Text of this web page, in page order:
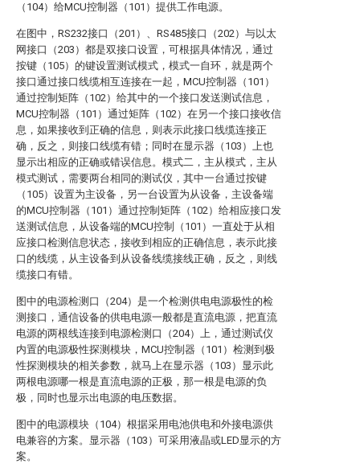
（104）给MCU控制器（101）提供工作电源。
在图中，RS232接口（201）、RS485接口（202）与以太
网接口（203）都是双接口设置，可根据具体情况，通过
按键（105）的键设置测试模式，模式一自环，就是两个
接口通过接口线缆相互连接在一起，MCU控制器（101）
通过控制矩阵（102）给其中的一个接口发送测试信息，
MCU控制器（101）通过矩阵（102）在另一个接口接收信
息，如果接收到正确的信息，则表示此接口线缆连接正
确，反之，则接口线缆有错；同时在显示器（103）上也
显示出相应的正确或错误信息。模式二，主从模式，主从
模式测试，需要两台相同的测试仪，其中一台通过按键
（105）设置为主设备，另一台设置为从设备，主设备端
的MCU控制器（101）通过控制矩阵（102）给相应接口发
送测试信息，从设备端的MCU控制（101）一直处于从相
应接口检测信息状态，接收到相应的正确信息，表示此接
口的线缆，从主设备到从设备线缆接线正确，反之，则线
缆接口有错。
图中的电源检测口（204）是一个检测供电电源极性的检
测接口，通信设备的供电电源一般都是直流电源，把直流
电源的两根线连接到电源检测口（204）上，通过测试仪
内置的电源极性探测模块，MCU控制器（101）检测到极
性探测模块的相关参数，就马上在显示器（103）显示此
两根电源哪一根是直流电源的正极，那一根是电源的负
极，同时也显示出电源的电压数据。
图中的电源模块（104）根据采用电池供电和外接电源供
电兼容的方案。显示器（103）可采用液晶或LED显示的方
案。